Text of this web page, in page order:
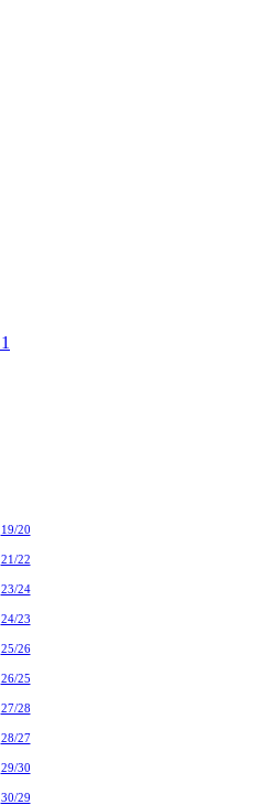
1
19/20
21/22
23/24
24/23
25/26
26/25
27/28
28/27
29/30
30/29